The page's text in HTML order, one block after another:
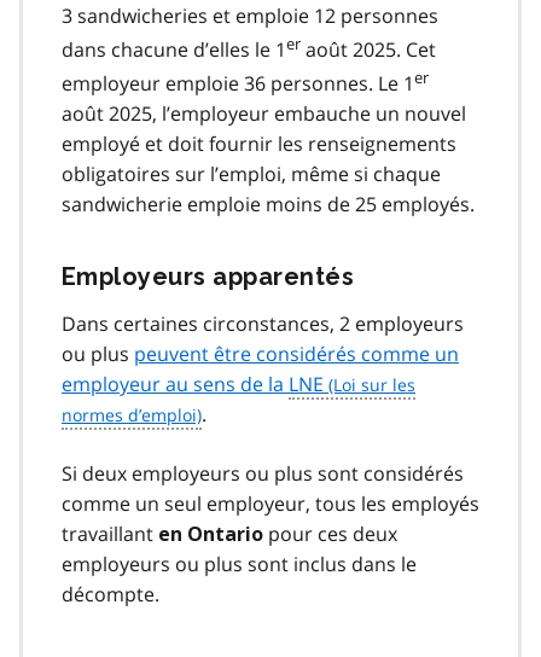
3 sandwicheries et emploie 12 personnes
dans chacune d’elles le 1er août 2025. Cet
employeur emploie 36 personnes. Le 1er
août 2025, l’employeur embauche un nouvel
employé et doit fournir les renseignements
obligatoires sur l’emploi, même si chaque
sandwicherie emploie moins de 25 employés.
Employeurs apparentés
Dans certaines circonstances, 2 employeurs
ou plus peuvent être considérés comme un
employeur au sens de la LNE
.
Si deux employeurs ou plus sont considérés
comme un seul employeur, tous les employés
travaillant en Ontario pour ces deux
employeurs ou plus sont inclus dans le
décompte.